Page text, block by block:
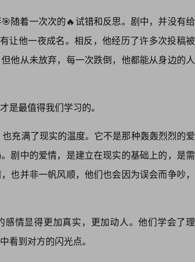
随着一次次的🔥试错和反思。剧中，并没有给
让他一夜成名。相反，他经历了许多次投稿被
他从未放弃，每一次跌倒，他都能从身边的人
是最值得我们学习的。
也充满了现实的温度。它不是那种轰轰烈烈的爱
剧中的爱情，是建立在现实的基础上的，是需
也并非一帆风顺，他们也会因为误会而争吵，
情显得更加真实，更加动人。他们学会了理
看到对方的闪光点。